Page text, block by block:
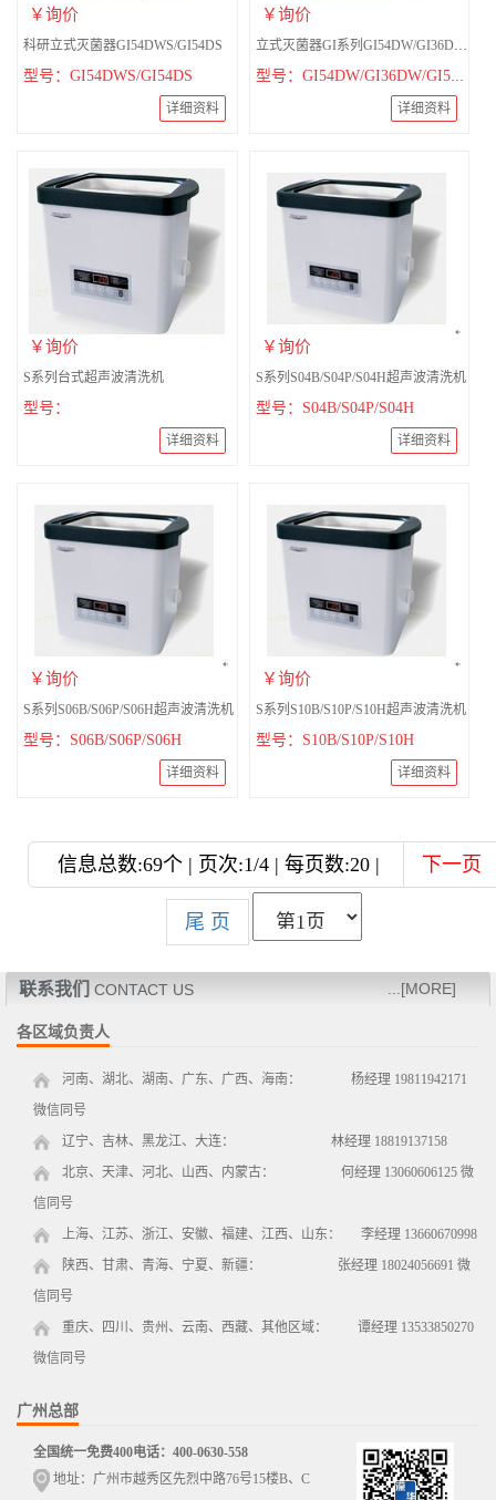
￥询价
科研立式灭菌器GI54DWS/GI54DS
型号：GI54DWS/GI54DS
详细资料
￥询价
立式灭菌器GI系列GI54DW/GI36DW/GI54D/GI36D
型号：GI54DW/GI36DW/GI54D/GI36D
详细资料
￥询价
S系列台式超声波清洗机
型号：
详细资料
￥询价
S系列S04B/S04P/S04H超声波清洗机
型号：S04B/S04P/S04H
详细资料
￥询价
S系列S06B/S06P/S06H超声波清洗机
型号：S06B/S06P/S06H
详细资料
￥询价
S系列S10B/S10P/S10H超声波清洗机
型号：S10B/S10P/S10H
详细资料
信息总数:69个 | 页次:1/4 | 每页数:20 | 下一页
尾 页
联系我们 CONTACT US ...[MORE]
各区域负责人
河南、湖北、湖南、广东、广西、海南： 杨经理 19811942171
微信同号
辽宁、吉林、黑龙江、大连： 林经理 18819137158
北京、天津、河北、山西、内蒙古： 何经理 13060606125 微
信同号
上海、江苏、浙江、安徽、福建、江西、山东： 李经理 13660670998
陕西、甘肃、青海、宁夏、新疆： 张经理 18024056691 微
信同号
重庆、四川、贵州、云南、西藏、其他区域： 谭经理 13533850270
微信同号
广州总部
全国统一免费400电话：400-0630-558
地址：广州市越秀区先烈中路76号15楼B、C